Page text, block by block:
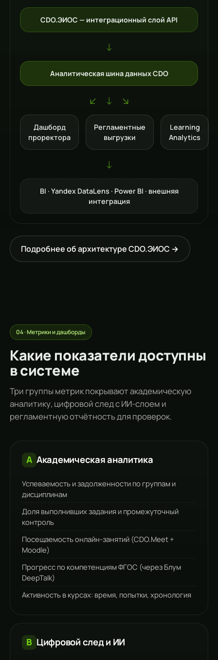
CDO.ЭИОС — интеграционный слой API
↓
Аналитическая шина данных CDO
↙ ↓ ↘
Дашборд
проректора
Регламентные
выгрузки
Learning
Analytics
↓
BI · Yandex DataLens · Power BI · внешняя
интеграция
Подробнее об архитектуре CDO.ЭИОС →
04 · Метрики и дашборды
Какие показатели доступны
в системе
Три группы метрик покрывают академическую
аналитику, цифровой след с ИИ-слоем и
регламентную отчётность для проверок.
A Академическая аналитика
Успеваемость и задолженности по группам и
дисциплинам
Доля выполнивших задания и промежуточный
контроль
Посещаемость онлайн-занятий (CDO.Meet +
Moodle)
Прогресс по компетенциям ФГОС (через Блум
DeepTalk)
Активность в курсах: время, попытки, хронология
B Цифровой след и ИИ